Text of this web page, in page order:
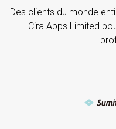
Des clients du monde
Cira Apps Limited